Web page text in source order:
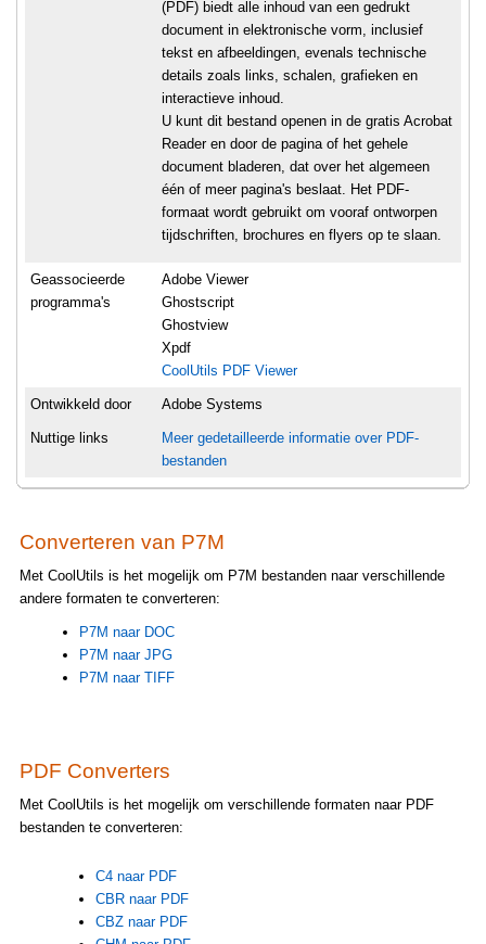
(PDF) biedt alle inhoud van een gedrukt
document in elektronische vorm, inclusief
tekst en afbeeldingen, evenals technische
details zoals links, schalen, grafieken en
interactieve inhoud.
U kunt dit bestand openen in de gratis Acrobat
Reader en door de pagina of het gehele
document bladeren, dat over het algemeen
één of meer pagina's beslaat. Het PDF-
formaat wordt gebruikt om vooraf ontworpen
tijdschriften, brochures en flyers op te slaan.
Geassocieerde
programma's
Adobe Viewer
Ghostscript
Ghostview
Xpdf
CoolUtils PDF Viewer
Ontwikkeld door Adobe Systems
Nuttige links
Meer gedetailleerde informatie over PDF-
bestanden
Converteren van P7M
Met CoolUtils is het mogelijk om P7M bestanden naar verschillende
andere formaten te converteren:
P7M naar DOC
P7M naar JPG
P7M naar TIFF
PDF Converters
Met CoolUtils is het mogelijk om verschillende formaten naar PDF
bestanden te converteren:
C4 naar PDF
CBR naar PDF
CBZ naar PDF